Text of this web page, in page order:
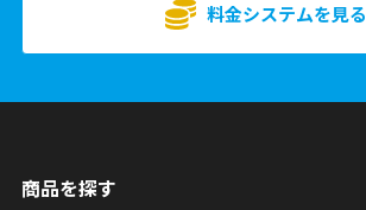
料金システムを見る
商品を探す